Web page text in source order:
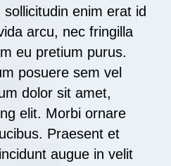
enim erat id
arcu, nec fringilla
eu pretium purus.
posuere sem vel
dolor sit amet,
elit. Morbi ornare
Praesent et
augue in velit